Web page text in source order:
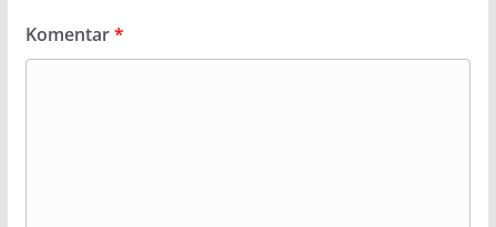
Komentar*